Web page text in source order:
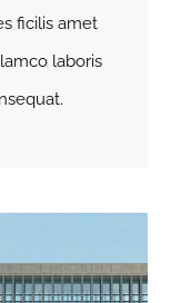
ficilis amet
laboris